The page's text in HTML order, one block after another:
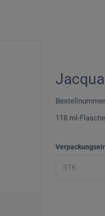
118 ml-Flasche